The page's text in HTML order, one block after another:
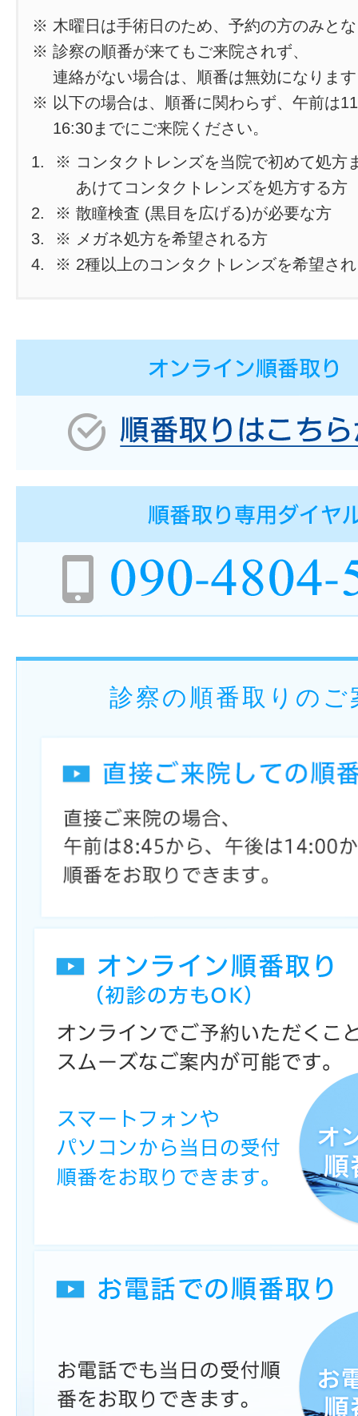
※ 木曜日は手術日のため、予約の方のみと
※ 診察の順番が来てもご来院されず、
連絡がない場合は、順番は無効になりま
※ 以下の場合は、順番に関わらず、午前は
16:30までにご来院ください。
※ コンタクトレンズを当院で初めて処方
あけてコンタクトレンズを処方する方
※ 散瞳検査 (黒目を広げる)が必要な方
※ メガネ処方を希望される方
※ 2種以上のコンタクトレンズを希望さ
診察の順番取りのご